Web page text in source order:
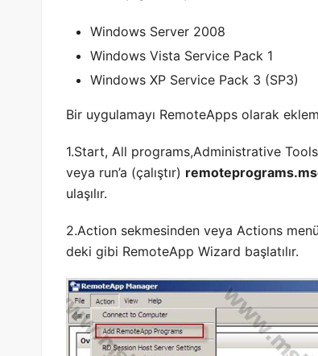
Windows Server 2008
Windows Vista Service Pack 1
Windows XP Service Pack 3 (SP3)
Bir uygulamayı RemoteApps olarak
1.Start, All programs,Administrative
veya run’a (çalıştır)
ulaşılır.
2.Action sekmesinden veya Actions
deki gibi RemoteApp Wizard başlatılır.